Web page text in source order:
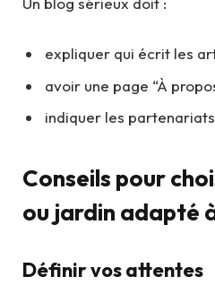
expliquer qui écrit les
avoir une page “À
indiquer les
Conseils pour
ou jardin adapté
Définir vos attentes